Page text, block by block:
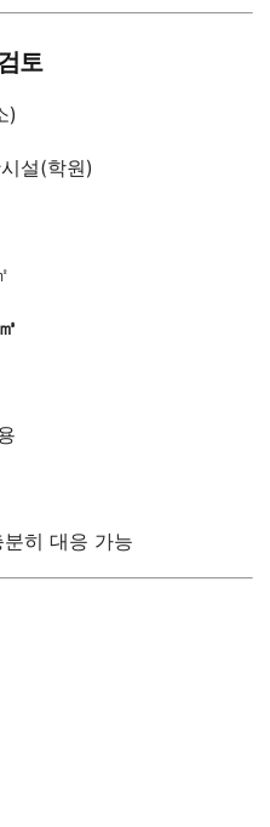
토
)
설(학원)
히 대응 가능